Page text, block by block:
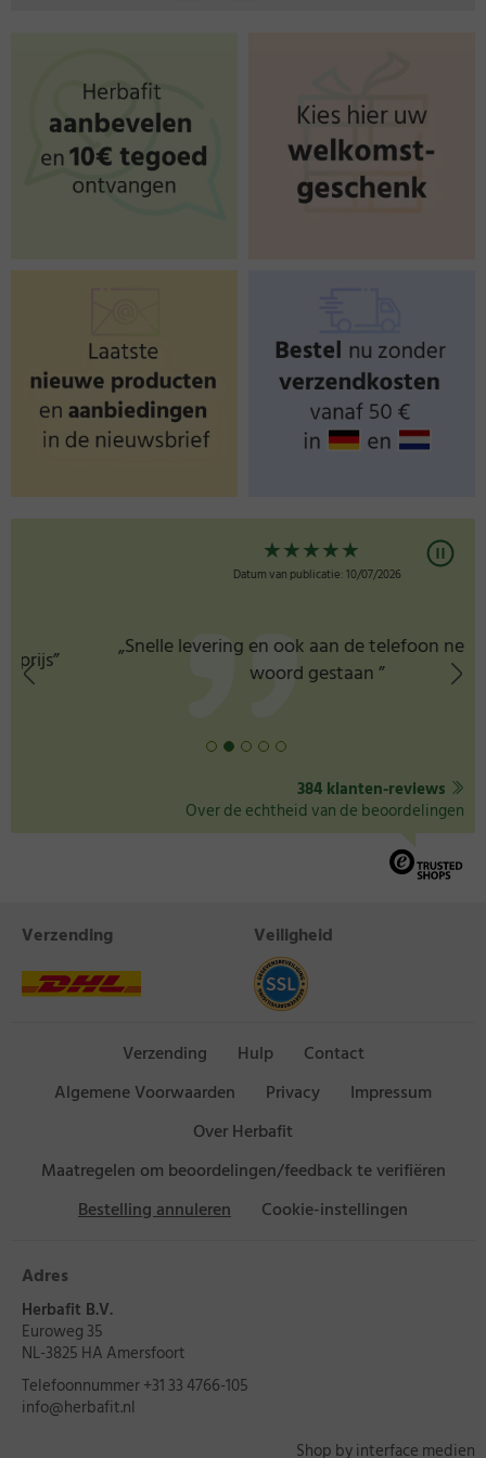
★★
Datum van publicatie: 10/07/2026
„Snelle levering en ook aan de telefoon netjes te
woord gestaan ”
384 klanten-reviews
Over de echtheid van de beoordelingen
Verzending Veiligheid
Verzending Hulp
Contact
Algemene Voorwaarden
Privacy
Impressum
Over Herbafit
Maatregelen om beoordelingen/feedback te verifiëren
Bestelling annuleren
Cookie-instellingen
Adres
Herbafit B.V.
Euroweg 35
NL-3825 HA Amersfoort
Telefoonnummer+31 33 4766-105
info@herbafit.nl
Shop by interface medien